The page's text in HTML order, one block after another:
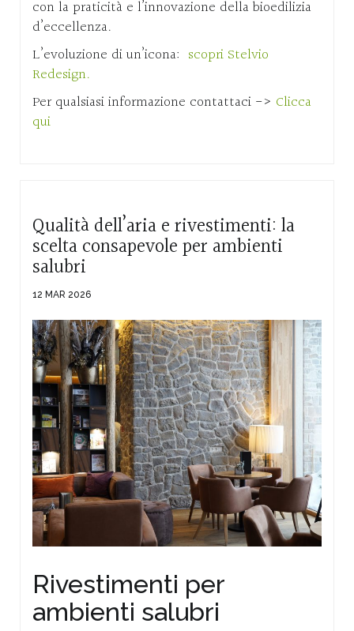
con la praticità e l’innovazione della bioedilizia
d’eccellenza.
L’evoluzione di un’icona: scopri Stelvio
Redesign.
Per qualsiasi informazione contattaci -> Clicca
qui
Qualità dell’aria e rivestimenti: la
scelta consapevole per ambienti
salubri
12 MAR 2026
Rivestimenti per
ambienti salubri